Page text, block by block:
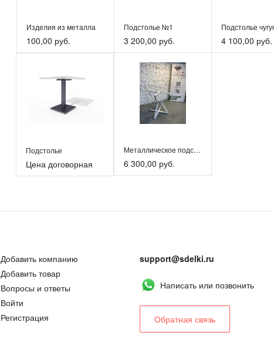
Изделия из металла
100,00 руб.
Подстолье №1
3 200,00 руб.
Подстолье
4 100,00 руб.
Подстолье
Цена договорная
Металлическое подстолье для круглого стола
6 300,00 руб.
Добавить компанию
Добавить товар
Вопросы и ответы
Войти
Регистрация
support@sdelki.ru
Написать или позвонить
Обратная связь